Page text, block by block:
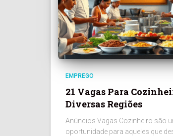
EMPREGO
21 Vagas Para
Diversas Regiões
Anúncios Vagas Cozinheiro são
oportunidade para aqueles que